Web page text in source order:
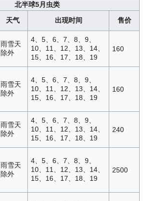
北半球5月虫类
天气 出现时间 售价
雨雪天
除外
4、5、6、7、8、9、
10、11、12、13、14、
15、16、17、18、19
160
雨雪天
除外
4、5、6、7、8、9、
10、11、12、13、14、
15、16、17、18、19
160
雨雪天
除外
4、5、6、7、8、9、
10、11、12、13、14、
15、16、17、18、19
240
雨雪天
除外
4、5、6、7、8、9、
10、11、12、13、14、
15、16、17、18、19
2500